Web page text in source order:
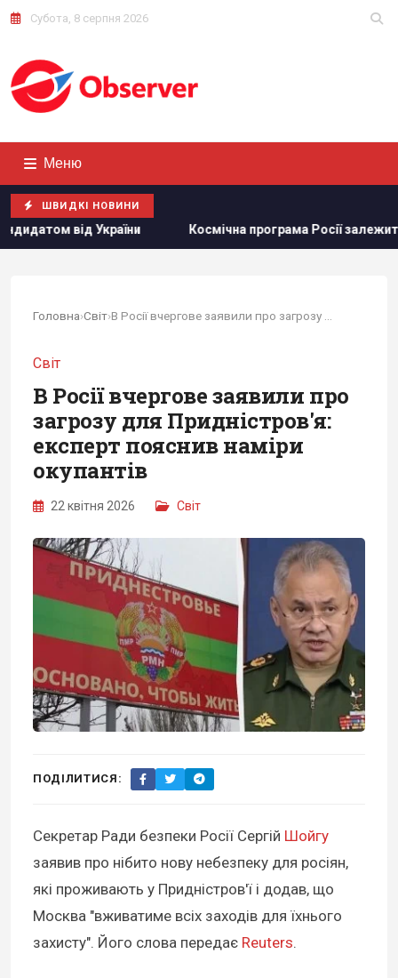
Субота, 8 серпня 2026
Меню
ШВИДКІ НОВИНИ
Космічна програма Росії залежить від Китаю: ЗМІ
Головна›Світ›
Світ
В Росії вчергове заявили про
загрозу для Придністров'я:
експерт пояснив наміри
окупантів
22 квітня 2026 Світ
ПОДІЛИТИСЯ:
Секретар Ради безпеки Росії Сергій Шойгу
заявив про нібито нову небезпеку для росіян,
які проживають у Придністров'ї і додав, що
Москва "вживатиме всіх заходів для їхнього
захисту". Його слова передає Reuters.